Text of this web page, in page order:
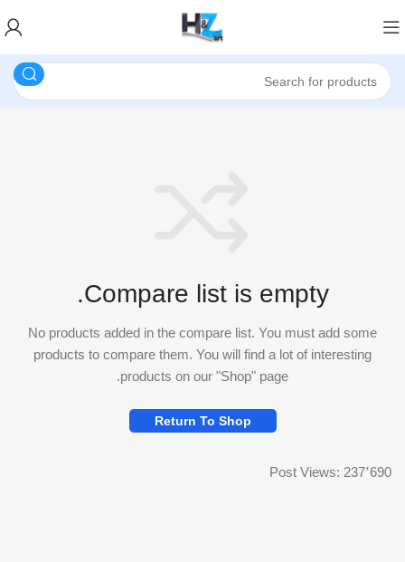
Compare list is empty.
No products added in the compare list. You must add some
products to compare them. You will find a lot of interesting
products on our "Shop" page.
Return To Shop
Post Views: 237٬690